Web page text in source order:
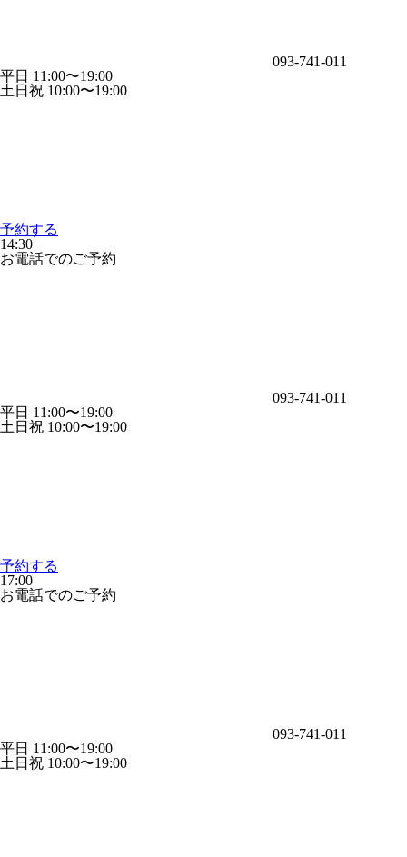
093-741-011
平日 11:00〜19:00
土日祝 10:00〜19:00
予約する
14:30
お電話でのご予約
093-741-011
平日 11:00〜19:00
土日祝 10:00〜19:00
予約する
17:00
お電話でのご予約
093-741-011
平日 11:00〜19:00
土日祝 10:00〜19:00